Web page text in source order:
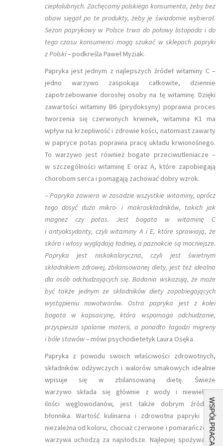
ciepłolubnych. Zachęcamy polskiego konsumenta, żeby bez
obaw sięgał po te produkty, żeby je świadomie wybierał.
Sezon paprykowy w Polsce trwa do połowy listopada i do
tego czasu konsumenci mogą szukać w sklepach papryki
z Polski –podkreśla Paweł Myziak.
Papryka jest jednym z najlepszych źródeł witaminy C –
jedno warzywo zaspokaja całkowite, dziennie
zapotrzebowanie dorosłej osoby na tę witaminę. Dzięki
zawartości witaminy B6 (pirydoksyny) poprawia proces
tworzenia się czerwonych krwinek, witamina K1 ma
wpływ na krzepliwość i zdrowie kości, natomiast zawarty
w papryce potas poprawia pracę układu krwionośnego.
To warzywo jest również bogate przeciwutleniacze –
w szczególności witaminę E oraz A, które zapobiegają
chorobom serca i pomagają zachować dobry wzrok.
– Papryka zawiera w zasadzie wszystkie witaminy, oprócz
tego dosyć dużo mikro- i makroskładników, takich jak
magnez czy potas. Jest bogata w witaminę C
i antyoksydanty, czyli witaminy A i E, które sprawiają, że
skóra i włosy wyglądają ładniej, a paznokcie są mocniejsze.
Papryka jest niskokaloryczna, czyli jest świetnym
składnikiem zdrowej, zbilansowanej diety, jest też idealna
dla osób odchudzających się. Badania wskazują, że może
być także jednym ze składników diety zapobiegających
wystąpieniu nowotworów. Ostra papryka jest z kolei
bogata w kapsaicynę, która wspomaga odchudzanie,
przyspiesza spalanie materii, a ponadto łagodzi migreny
i bóle stawów –mówi psychodietetyk Laura Osęka.
Papryka z powodu swoich właściwości zdrowotnych,
składników odżywczych i walorów smakowych idealnie
wpisuje się w zbilansowaną dietę. Świeże
warzywo składa się głównie z wody i niewielkich
ilości węglowodanów, jest także dobrym źródłem
błonnika. Wartość kulinarna i zdrowotna papryki jest
niezależna od koloru, chociaż czerwone i pomarańczowe
warzywa uchodzą za najsłodsze. Najlepiej spożywać ją
WSPÓŁPRACA